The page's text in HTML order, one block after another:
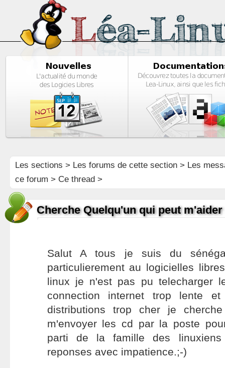
Les sections > Les forums de cette section> Les
ce forum > Ce thread >
Cherche Quelqu'un qui peut
Salut A tous je suis du
particulierement au logicielles
linux je n'est pas pu telecharger
connection internet trop lente
distributions trop cher je
m'envoyer les cd par la poste
parti de la famille des
reponses avec impatience.;-)